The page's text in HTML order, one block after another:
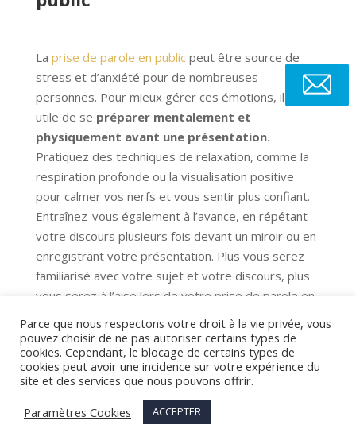
La prise de parole en publicpeut être source de
stress et d’anxiété pour de nombreuses
personnes. Pour mieux gérer ces émotions, il est
utile de se préparer mentalement et
physiquement avant une présentation.
Pratiquez des techniques de relaxation, comme la
respiration profonde ou la visualisation positive
pour calmer vos nerfs et vous sentir plus confiant.
Entraînez-vous également à l’avance, en répétant
votre discours plusieurs fois devant un miroir ou en
enregistrant votre présentation. Plus vous serez
familiarisé avec votre sujet et votre discours, plus
vous serez à l’aise lors de votre prise de parole en
Sujet lié à la prise de parole :Ethos pothos logos
l’art de convaincre
Formation et développement
Parce que nous respectons votre droit à la vie privée, vous
pouvez choisir de ne pas autoriser certains types de
cookies. Cependant, le blocage de certains types de
cookies peut avoir une incidence sur votre expérience du
site et des services que nous pouvons offrir.
Paramètres Cookies
ACCEPTER